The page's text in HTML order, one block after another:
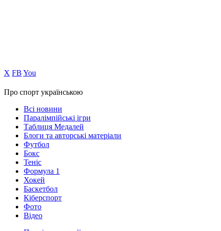
Х FB You
Про спорт українською
Всі новини
Паралімпійські ігри
Таблиця Медалей
Блоги та авторські матеріали
Футбол
Бокс
Теніс
Формула 1
Хокей
Баскетбол
Кіберспорт
Фото
Відео